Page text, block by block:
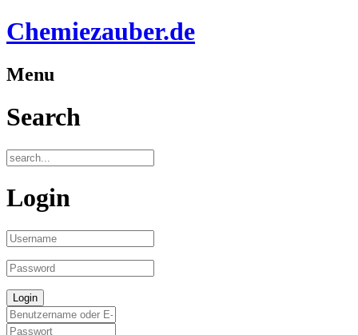
Chemiezauber.de
Menu
Search
Login